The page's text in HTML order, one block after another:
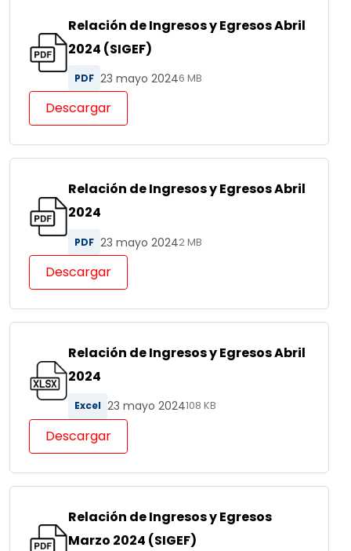
Relación de Ingresos y Egresos Abril
2024 (SIGEF)
PDF 23 mayo 20246 MB
Descargar
Relación de Ingresos y Egresos Abril
2024
PDF 23 mayo 20242 MB
Descargar
Relación de Ingresos y Egresos Abril
2024
Excel 23 mayo 2024108 KB
Descargar
Relación de Ingresos y Egresos
Marzo 2024 (SIGEF)